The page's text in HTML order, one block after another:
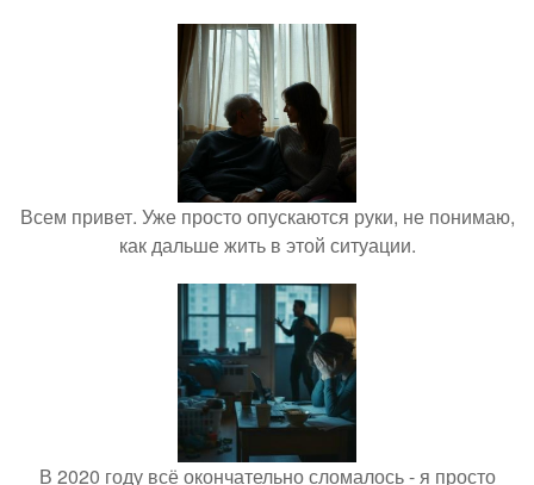
Всем привет. Уже просто опускаются руки, не понимаю,
как дальше жить в этой ситуации.
В 2020 году всё окончательно сломалось - я просто